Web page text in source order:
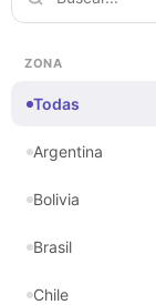
ZONA
Todas
Argentina
Bolivia
Brasil
Chile